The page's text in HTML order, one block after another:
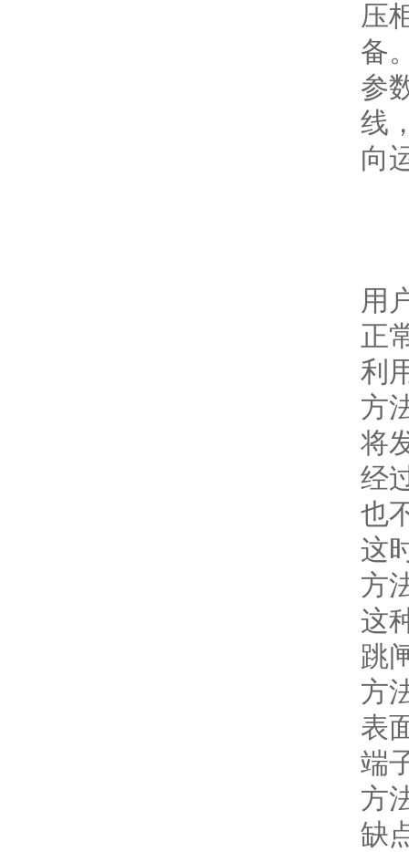
压
备
参
线
向
用
正
利
方
将
经
也
这
方
这
跳
方
表
端
方
缺